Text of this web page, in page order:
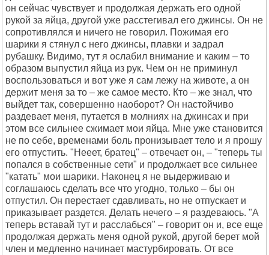
он сейчас чувствует и продолжая держать его одной
рукой за яйца, другой уже расстегивал его джинсы. Он не
сопротивлялся и ничего не говорил. Пожимая его
шарики я стянул с него джинсы, плавки и задрал
рубашку. Видимо, тут я ослабил внимание и каким – то
образом выпустил яйца из рук. Чем он не приминул
воспользоваться и вот уже я сам лежу на животе, а он
держит меня за то – же самое место. Кто – же знал, что
выйдет так, совершенно наоборот? Он настойчиво
раздевает меня, путается в молниях на джинсах и при
этом все сильнее сжимает мои яйца. Мне уже становится
не по себе, временами боль пронизывает тело и я прошу
его отпустить. "Нееет, братец" – отвечает он, – "теперь ты
попался в собственные сети" и продолжает все сильнее
"катать" мои шарики. Наконец я не выдерживаю и
соглашаюсь сделать все что угодно, только – бы он
отпустил. Он перестает сдавливать, но не отпускает и
приказывает раздется. Делать нечего – я раздеваюсь. "А
теперь вставай тут и расслабься" – говорит он и, все еще
продолжая держать меня одной рукой, другой берет мой
член и медленно начинает мастурбировать. От все